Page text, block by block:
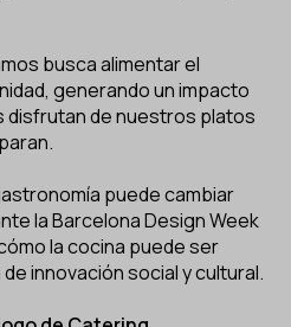
busca alimentar el
generando un impacto
disfrutan de nuestros platos
puede cambiar
la Barcelona Design Week
la cocina puede ser
innovación social y cultural.